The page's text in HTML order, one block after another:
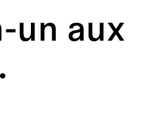
un aux